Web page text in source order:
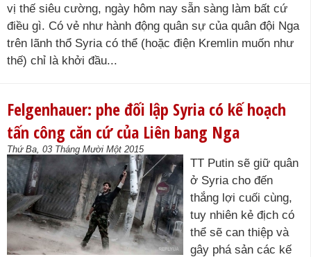
vị thế siêu cường, ngày hôm nay sẵn sàng làm bất cứ
điều gì. Có vẻ như hành động quân sự của quân đội Nga
trên lãnh thổ Syria có thể (hoặc điện Kremlin muốn như
thế) chỉ là khởi đầu...
Felgenhauer: phe đối lập Syria có kế hoạch
tấn công căn cứ của Liên bang Nga
Thứ Ba, 03 Tháng Mười Một 2015
TT Putin sẽ giữ quân
ở Syria cho đến
thắng lợi cuối cùng,
tuy nhiên kẻ địch có
thể sẽ can thiệp và
gây phá sản các kế